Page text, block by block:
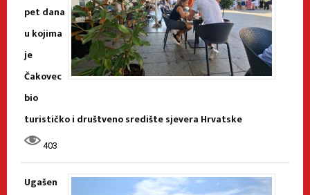
pet dana
u kojima
je
Čakovec
bio
turističko i društveno središte sjevera Hrvatske
403
Ugašen